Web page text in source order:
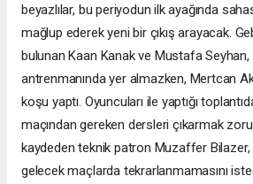
beyazlılar, bu periyodun ilk ayağında
mağlup ederek yeni bir çıkış arayacak.
bulunan Kaan Kanak ve Mustafa Seyhan,
antrenmanında yer almazken, Mertcan
koşu yaptı. Oyuncuları ile yaptığı
maçından gereken dersleri çıkarmak
kaydeden teknik patron Muzaffer Bilazer,
gelecek maçlarda tekrarlanmamasını